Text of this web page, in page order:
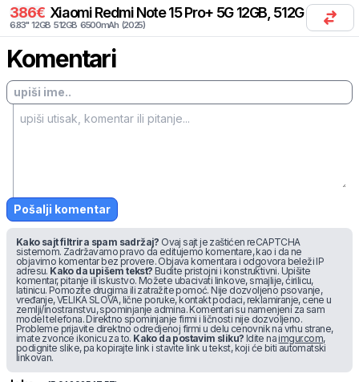
386€ Xiaomi Redmi Note 15 Pro+ 5G 12GB, 512GB, 2x SIM
6.83" 12GB 512GB 6500mAh (2025)
Komentari
Pošalji komentar
Kako sajt filtrira spam sadržaj? Ovaj sajt je zaštićen reCAPTCHA
sistemom. Zadržavamo pravo da editujemo komentare, kao i da ne
objavimo komentar bez provere. Objava komentara i odgovora beleži IP
adresu. Kako da upišem tekst? Budite pristojni i konstruktivni. Upišite
komentar, pitanje ili iskustvo. Možete ubacivati linkove, smajlije, ćirilicu,
latinicu. Pomozite drugima ili zatražite pomoć. Nije dozvoljeno psovanje,
vređanje, VELIKA SLOVA, lične poruke, kontakt podaci, reklamiranje, cene u
zemlji/inostranstvu, spominjanje admina. Komentari su namenjeni za sam
model telefona. Direktno spominjanje firmi i ličnosti nije dozvoljeno.
Probleme prijavite direktno odredjenoj firmi u delu cenovnik na vrhu strane,
imate zvonce ikonicu za to. Kako da postavim sliku? Idite na imgur.com,
podignite slike, pa kopirajte link i stavite link u tekst, koji će biti automatski
linkovan.